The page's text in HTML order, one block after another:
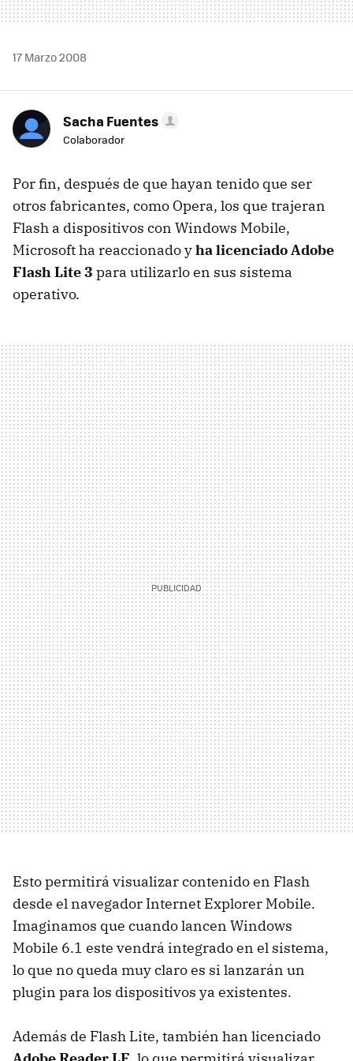
17 Marzo 2008
Sacha Fuentes
Colaborador
Por fin, después de que hayan tenido que ser
otros fabricantes, como Opera, los que trajeran
Flash a dispositivos con Windows Mobile,
Microsoft ha reaccionado yha licenciado Adobe
Flash Lite 3 para utilizarlo en sus sistema
operativo.
Esto permitirá visualizar contenido en Flash
desde el navegador Internet Explorer Mobile.
Imaginamos que cuando lancen Windows
Mobile 6.1 este vendrá integrado en el sistema,
lo que no queda muy claro es si lanzarán un
plugin para los dispositivos ya existentes.
Además de Flash Lite, también han licenciado